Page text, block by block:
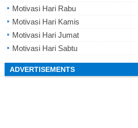
Motivasi Hari Rabu
Motivasi Hari Kamis
Motivasi Hari Jumat
Motivasi Hari Sabtu
ADVERTISEMENTS